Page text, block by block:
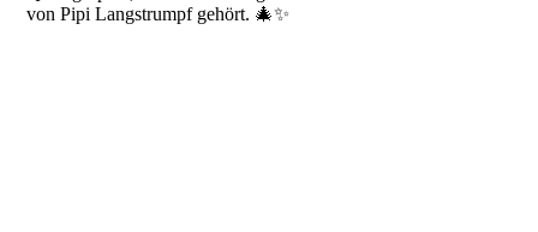
von Pipi Langstrumpf gehört. 🎄✨